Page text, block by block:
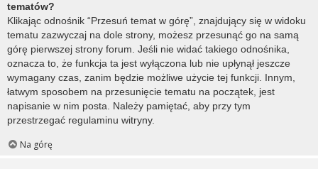
tematów?
Klikając odnośnik “Przesuń temat w górę”, znajdujący się w widoku
tematu zazwyczaj na dole strony, możesz przesunąć go na samą
górę pierwszej strony forum. Jeśli nie widać takiego odnośnika,
oznacza to, że funkcja ta jest wyłączona lub nie upłynął jeszcze
wymagany czas, zanim będzie możliwe użycie tej funkcji. Innym,
łatwym sposobem na przesunięcie tematu na początek, jest
napisanie w nim posta. Należy pamiętać, aby przy tym
przestrzegać regulaminu witryny.
Na górę